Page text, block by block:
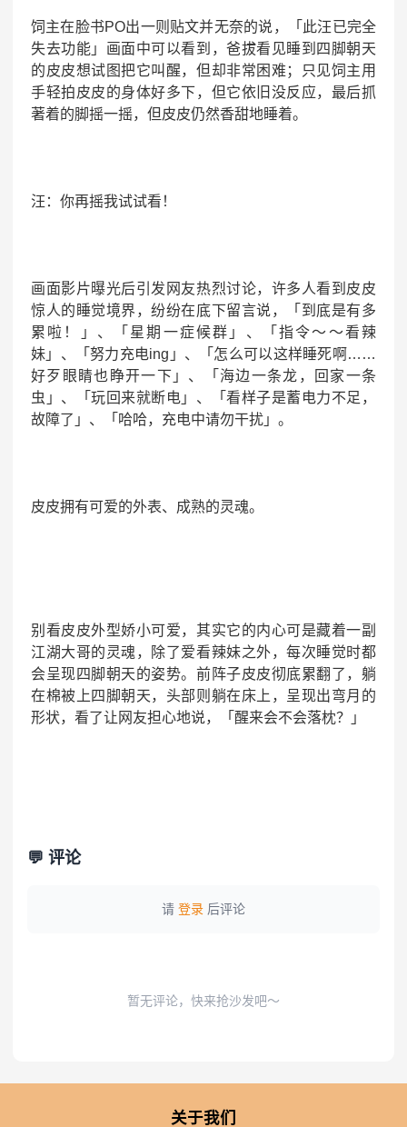
饲主在脸书PO出一则贴文并无奈的说，「此汪已完全
失去功能」画面中可以看到，爸拔看见睡到四脚朝天
的皮皮想试图把它叫醒，但却非常困难；只见饲主用
手轻拍皮皮的身体好多下，但它依旧没反应，最后抓
著着的脚摇一摇，但皮皮仍然香甜地睡着。
汪：你再摇我试试看！
画面影片曝光后引发网友热烈讨论，许多人看到皮皮
惊人的睡觉境界，纷纷在底下留言说，「到底是有多
累啦！」、「星期一症候群」、「指令～～看辣
妹」、「努力充电ing」、「怎么可以这样睡死啊……
好歹眼睛也睁开一下」、「海边一条龙，回家一条
虫」、「玩回来就断电」、「看样子是蓄电力不足，
故障了」、「哈哈，充电中请勿干扰」。
皮皮拥有可爱的外表、成熟的灵魂。
别看皮皮外型娇小可爱，其实它的内心可是藏着一副
江湖大哥的灵魂，除了爱看辣妹之外，每次睡觉时都
会呈现四脚朝天的姿势。前阵子皮皮彻底累翻了，躺
在棉被上四脚朝天，头部则躺在床上，呈现出弯月的
形状，看了让网友担心地说，「醒来会不会落枕？」
💬 评论
请 登录 后评论
暂无评论，快来抢沙发吧～
关于我们